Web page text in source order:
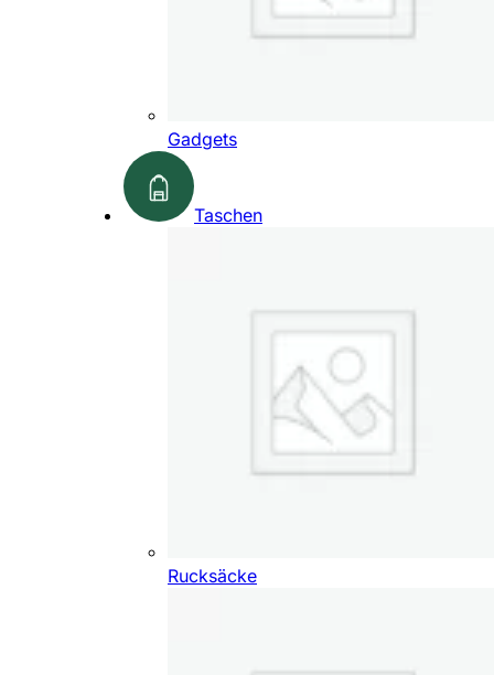
Gadgets
Taschen
Rucksäcke